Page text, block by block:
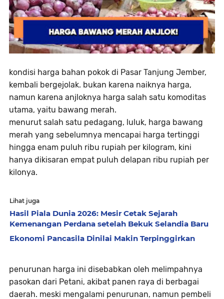
kondisi harga bahan pokok di Pasar Tanjung Jember,
kembali bergejolak. bukan karena naiknya harga,
namun karena anjloknya harga salah satu komoditas
utama, yaitu bawang merah.
menurut salah satu pedagang, luluk, harga bawang
merah yang sebelumnya mencapai harga tertinggi
hingga enam puluh ribu rupiah per kilogram, kini
hanya dikisaran empat puluh delapan ribu rupiah per
kilonya.
Lihat juga
Hasil Piala Dunia 2026: Mesir Cetak Sejarah
Kemenangan Perdana setelah Bekuk Selandia Baru
Ekonomi Pancasila Dinilai Makin Terpinggirkan
penurunan harga ini disebabkan oleh melimpahnya
pasokan dari Petani, akibat panen raya di berbagai
daerah. meski mengalami penurunan, namun pembeli